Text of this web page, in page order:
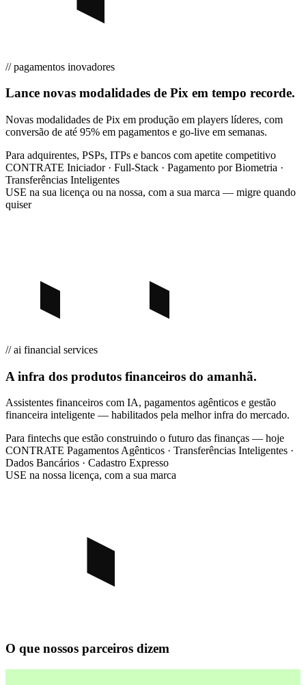
// pagamentos inovadores
Lance novas modalidades de Pix em tempo recorde.
Novas modalidades de Pix em produção em players líderes, com
conversão de até 95% em pagamentos e go-live em semanas.
Para adquirentes, PSPs, ITPs e bancos com apetite competitivo
CONTRATE Iniciador · Full-Stack · Pagamento por Biometria ·
Transferências Inteligentes
USE na sua licença ou na nossa, com a sua marca — migre quando
quiser
// ai financial services
A infra dos produtos financeiros do amanhã.
Assistentes financeiros com IA, pagamentos agênticos e gestão
financeira inteligente — habilitados pela melhor infra do mercado.
Para fintechs que estão construindo o futuro das finanças — hoje
CONTRATE Pagamentos Agênticos · Transferências Inteligentes ·
Dados Bancários · Cadastro Expresso
USE na nossa licença, com a sua marca
O que nossos parceiros dizem